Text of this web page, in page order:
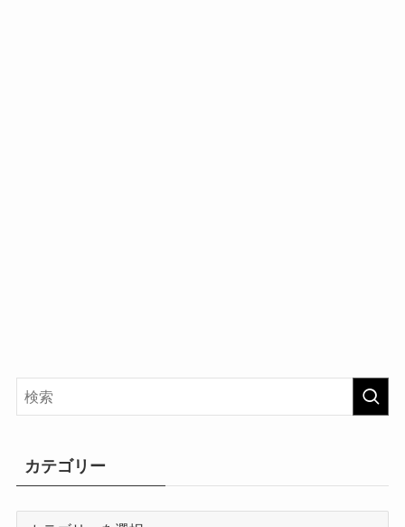
カテゴリー